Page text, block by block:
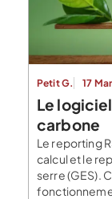
Petit G. 17
Le
carbone
Le reporting
calcul et le
serre (GES).